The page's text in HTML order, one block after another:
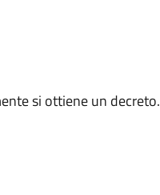
si ottiene un decreto.